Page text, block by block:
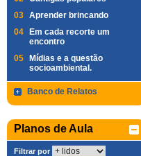
03 Aprender brincando
04
Em cada recorte um
encontro
05
Mídias e a questão
socioambiental.
Banco de Relatos
Planos de Aula
Filtrar por